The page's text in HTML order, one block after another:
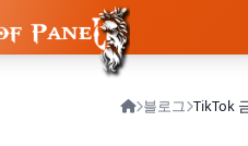
블로그